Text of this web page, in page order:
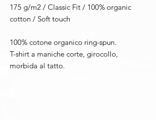
175 g/m2 / Classic Fit / 100% organic
cotton / Soft touch
100% cotone organico ring-spun.
T-shirt a maniche corte, girocollo,
morbida al tatto.